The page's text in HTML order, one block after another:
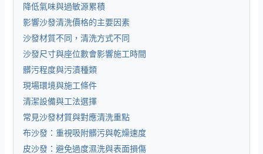
降低氣味與過敏源累積
影響沙發清洗價格的主要因素
沙發材質不同，清洗方式不同
沙發尺寸與座位數會影響施工時間
髒污程度與污漬種類
現場環境與施工條件
清潔設備與工法選擇
常見沙發材質與對應清洗重點
布沙發：重視吸附髒污與乾燥速度
皮沙發：避免過度濕洗與表面損傷